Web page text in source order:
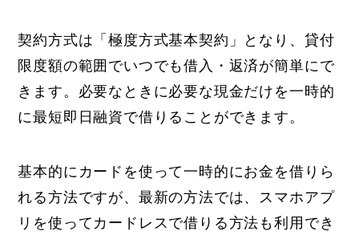
契約方式は「極度方式基本契約」となり、貸付
限度額の範囲でいつでも借入・返済が簡単にで
きます。必要なときに必要な現金だけを一時的
に最短即日融資で借りることができます。
基本的にカードを使って一時的にお金を借りら
れる方法ですが、最新の方法では、スマホアプ
リを使ってカードレスで借りる方法も利用でき